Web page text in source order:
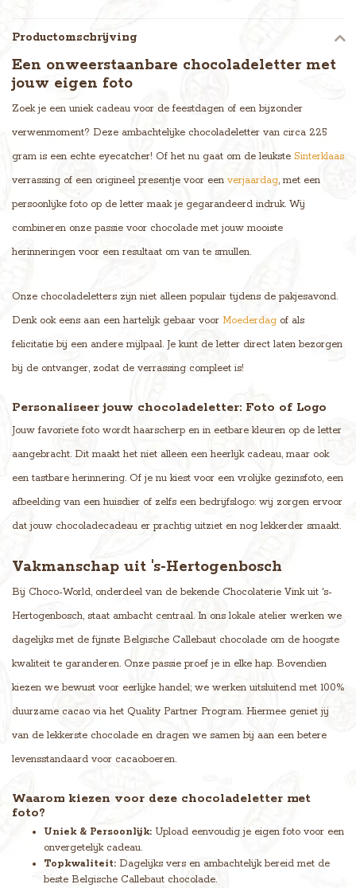
Productomschrijving
Een onweerstaanbare chocoladeletter met
jouw eigen foto
Zoek je een uniek cadeau voor de feestdagen of een bijzonder
verwenmoment? Deze ambachtelijke chocoladeletter van circa 225
gram is een echte eyecatcher! Of het nu gaat om de leukste Sinterklaas
verrassing of een origineel presentje voor een verjaardag, met een
persoonlijke foto op de letter maak je gegarandeerd indruk. Wij
combineren onze passie voor chocolade met jouw mooiste
herinneringen voor een resultaat om van te smullen.
Onze chocoladeletters zijn niet alleen populair tijdens de pakjesavond.
Denk ook eens aan een hartelijk gebaar voor Moederdag of als
felicitatie bij een andere mijlpaal. Je kunt de letter direct laten bezorgen
bij de ontvanger, zodat de verrassing compleet is!
Personaliseer jouw chocoladeletter: Foto of Logo
Jouw favoriete foto wordt haarscherp en in eetbare kleuren op de letter
aangebracht. Dit maakt het niet alleen een heerlijk cadeau, maar ook
een tastbare herinnering. Of je nu kiest voor een vrolijke gezinsfoto, een
afbeelding van een huisdier of zelfs een bedrijfslogo: wij zorgen ervoor
dat jouw chocoladecadeau er prachtig uitziet en nog lekkerder smaakt.
Vakmanschap uit 's-Hertogenbosch
Bij Choco-World, onderdeel van de bekende Chocolaterie Vink uit 's-
Hertogenbosch, staat ambacht centraal. In ons lokale atelier werken we
dagelijks met de fijnste Belgische Callebaut chocolade om de hoogste
kwaliteit te garanderen. Onze passie proef je in elke hap. Bovendien
kiezen we bewust voor eerlijke handel; we werken uitsluitend met 100%
duurzame cacao via het Quality Partner Program. Hiermee geniet jij
van de lekkerste chocolade en dragen we samen bij aan een betere
levensstandaard voor cacaoboeren.
Waarom kiezen voor deze chocoladeletter met
foto?
Uniek & Persoonlijk: Upload eenvoudig je eigen foto voor een
onvergetelijk cadeau.
Topkwaliteit: Dagelijks vers en ambachtelijk bereid met de
beste Belgische Callebaut chocolade.